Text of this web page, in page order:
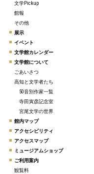
文学Pickup
館報
その他
展示
イベント
文学館カレンダー
文学館について
ごあいさつ
高知と文学者たち
50音別作家一覧
寺田寅彦記念室
宮尾文学の世界
館内マップ
アクセシビリティ
アクセスマップ
ミュージアムショップ
ご利用案内
観覧料